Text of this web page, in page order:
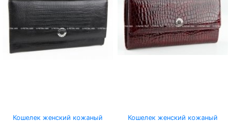
Кошелек женский кожаный Кошелек женский кожаный